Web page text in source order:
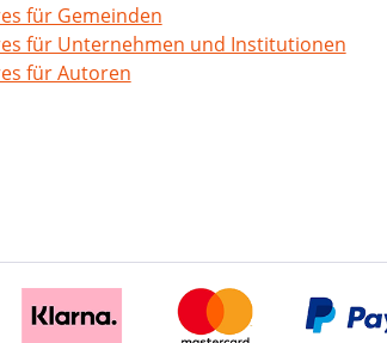
für Gemeinden
für Unternehmen und Institutionen
für Autoren